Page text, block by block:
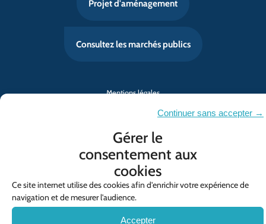
Gérer le
consentement aux
cookies
Ce site internet utilise des cookies afin d'enrichir votre expérience de
navigation et de mesurer l'audience.
Accepter
Continuer sans accepter →
Projet d'aménagement
Consultez les marchés publics
Mentions légales
Politique de confidentialité
© SYMCRAU